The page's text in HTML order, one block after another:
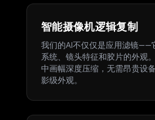
智能摄像机逻辑复制
我们的AI不仅仅是应用滤镜——
系统、镜头特征和胶片的外观
中画幅深度压缩，无需昂贵设
影级外观。